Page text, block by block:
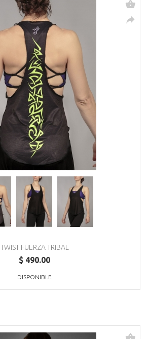
TWIST FUERZA TRIBAL
$ 490.00
DISPONIBLE